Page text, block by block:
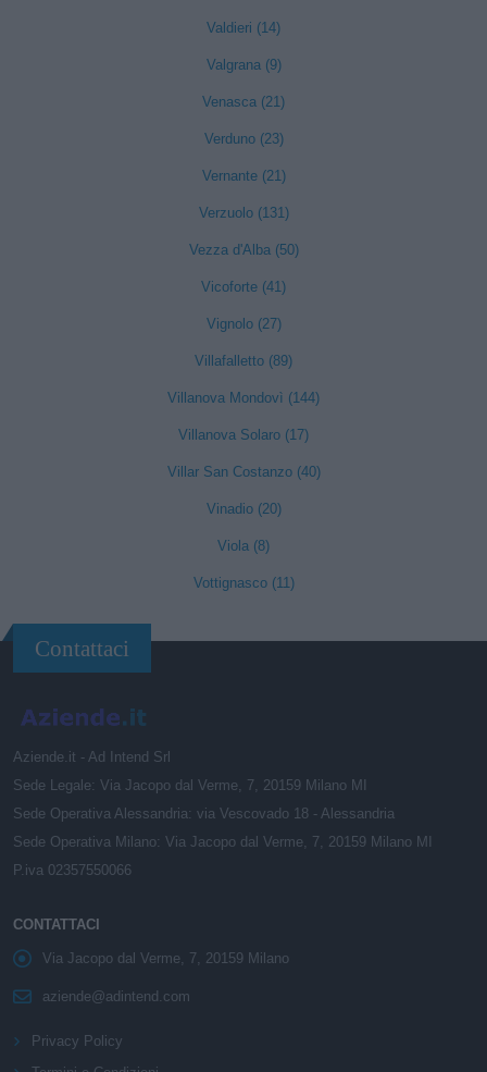
Valdieri (14)
Valgrana (9)
Venasca (21)
Verduno (23)
Vernante (21)
Verzuolo (131)
Vezza d'Alba (50)
Vicoforte (41)
Vignolo (27)
Villafalletto (89)
Villanova Mondovì (144)
Villanova Solaro (17)
Villar San Costanzo (40)
Vinadio (20)
Viola (8)
Vottignasco (11)
Contattaci
Aziende.it - Ad Intend Srl
Sede Legale: Via Jacopo dal Verme, 7, 20159 Milano MI
Sede Operativa Alessandria: via Vescovado 18 - Alessandria
Sede Operativa Milano: Via Jacopo dal Verme, 7, 20159 Milano MI
P.iva 02357550066
CONTATTACI
Via Jacopo dal Verme, 7, 20159 Milano
aziende@adintend.com
Privacy Policy